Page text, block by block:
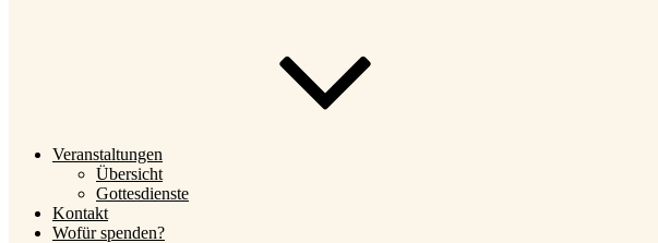
Veranstaltungen
Übersicht
Gottesdienste
Kontakt
Wofür spenden?